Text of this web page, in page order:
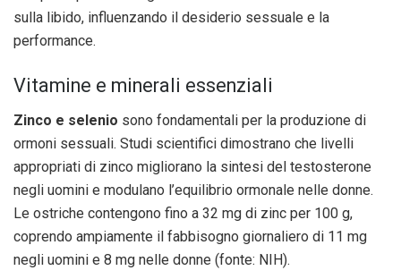
sulla libido, influenzando il desiderio sessuale e la
performance.
Vitamine e minerali essenziali
Zinco e selenio sono fondamentali per la produzione di
ormoni sessuali. Studi scientifici dimostrano che livelli
appropriati di zinco migliorano la sintesi del testosterone
negli uomini e modulano l’equilibrio ormonale nelle donne.
Le ostriche contengono fino a 32 mg di zinc per 100 g,
coprendo ampiamente il fabbisogno giornaliero di 11 mg
negli uomini e 8 mg nelle donne (fonte: NIH).